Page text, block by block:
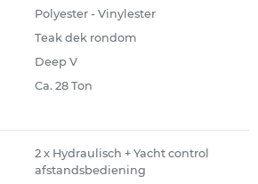
Polyester - Vinylester
Teak dek rondom
Deep V
Ca. 28 Ton
2 x Hydraulisch + Yacht control
afstandsbediening